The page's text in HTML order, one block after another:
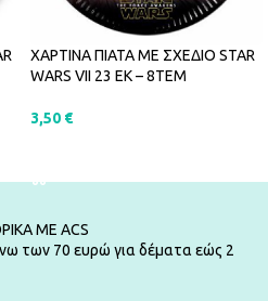
ΧΑΡΤΙΝΑ ΠΙΑΤΑ ΜΕ ΣΧΕΔΙΟ STAR
WARS VII 23 ΕΚ – 8ΤΕΜ
3,50 €
ΜΕ ACS
των 70 ευρώ για δέματα εώς 2